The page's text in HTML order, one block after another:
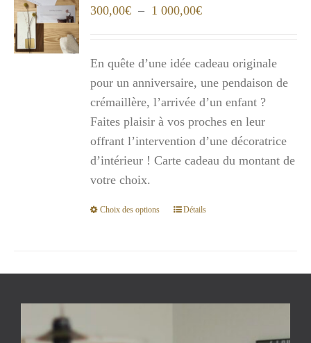
300,00€ – 1 000,00€Plage
300,00€
à
1
000,00€
En quête d’une idée cadeau originale
pour un anniversaire, une pendaison de
crémaillère, l’arrivée d’un enfant ?
Faites plaisir à vos proches en leur
offrant l’intervention d’une décoratrice
d’intérieur ! Carte cadeau du montant de
votre choix.
Choix des options
Ce
plusieurs
Détails